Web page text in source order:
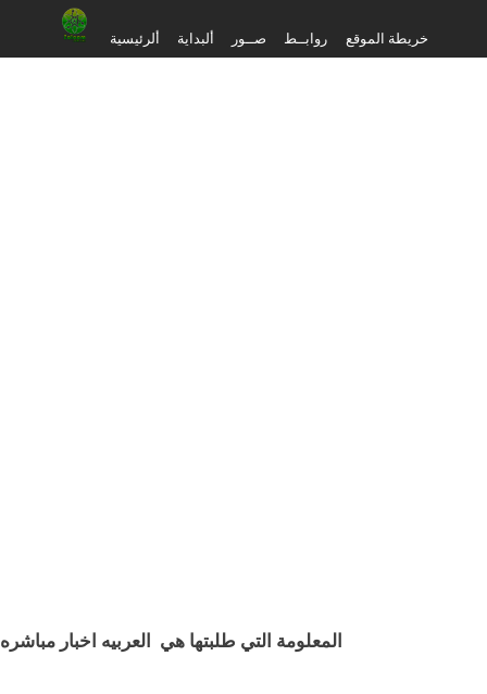
ألرئيسية ألبداية صــور روابــط خريطة الموقع
المعلومة التي طلبتها هي العربيه اخبار مباشره